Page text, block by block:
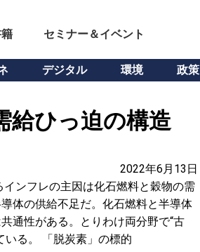
セミナー＆イベント
デジタル 環境 政策
給ひっ迫の構造
2022年6月13日
インフレの主因は化石燃料と穀物の需
体の供給不足だ。化石燃料と半導体
通性がある。とりわけ両分野で“古
いる。 「脱炭素」の標的